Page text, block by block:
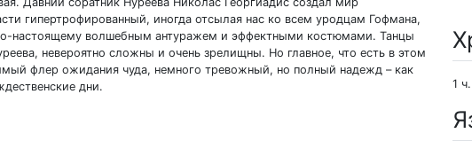
гипертрофированный, иногда отсылая нас ко всем уродцам Гофмана,
настоящему волшебным антуражем и эффектными костюмами. Танцы
невероятно сложны и очень зрелищны. Но главное, что есть в этом
флер ожидания чуда, немного тревожный, но полный надежд – как
дни.
1